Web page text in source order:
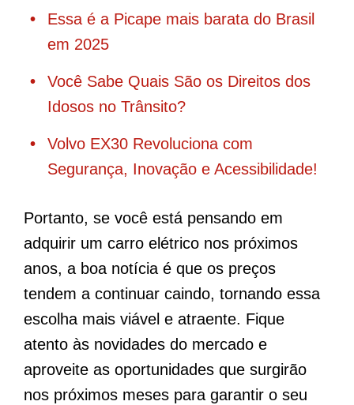
Essa é a Picape mais barata do Brasil
em 2025
Você Sabe Quais São os Direitos dos
Idosos no Trânsito?
Volvo EX30 Revoluciona com
Segurança, Inovação e Acessibilidade!
Portanto, se você está pensando em
adquirir um carro elétrico nos próximos
anos, a boa notícia é que os preços
tendem a continuar caindo, tornando essa
escolha mais viável e atraente. Fique
atento às novidades do mercado e
aproveite as oportunidades que surgirão
nos próximos meses para garantir o seu